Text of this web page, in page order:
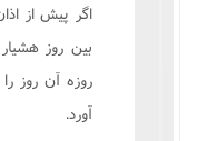
اگر پیش از
بین روز
روزه آن روز
آورد.